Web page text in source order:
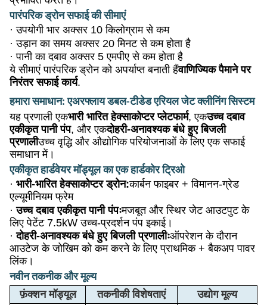
पारंपरिक ड्रोन सफाई की सीमाएं
· उपयोगी भार अक्सर 10 किलोग्राम से कम
· उड़ान का समय अक्सर 20 मिनट से कम होता है
· पानी का दबाव अक्सर 5 एमपीए से कम होता है
ये सीमाएं पारंपरिक ड्रोन को अपर्याप्त बनाती हैंवाणिज्यिक पैमाने पर
निरंतर सफाई कार्य.
हमारा समाधान: एअरफ्लाय डबल-टीडेड एरियल जेट क्लीनिंग सिस्टम
यह प्रणाली एकभारी भारित हेक्साकोप्टर प्लेटफार्म, एकउच्च दबाव
एकीकृत पानी पंप, और एकदोहरी-अनावश्यक बंधे हुए बिजली
प्रणालीउच्च वृद्धि और औद्योगिक परियोजनाओं के लिए एक सफाई
समाधान में।
एकीकृत हार्डवेयर मॉड्यूल का एक हार्डकोर ट्रिओ
· भारी-भारित हेक्साकोप्टर ड्रोन:कार्बन फाइबर + विमानन-ग्रेड
एल्यूमीनियम फ्रेम
· उच्च दबाव एकीकृत पानी पंपःमजबूत और स्थिर जेट आउटपुट के
लिए पेटेंट 7.5kW उच्च-प्रदर्शन पंप इकाई।
· दोहरी-अनावश्यक बंधे हुए बिजली प्रणालीःऑपरेशन के दौरान
आउटेज के जोखिम को कम करने के लिए प्राथमिक + बैकअप पावर
लिंक।
नवीन तकनीक और मूल्य
फ़ंक्शन मॉड्यूल तकनीकी विशेषताएं उद्योग मूल्य